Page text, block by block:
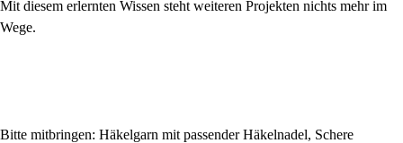
Mit diesem erlernten Wissen steht weiteren Projekten nichts mehr im
Wege.
Bitte mitbringen: Häkelgarn mit passender Häkelnadel, Schere